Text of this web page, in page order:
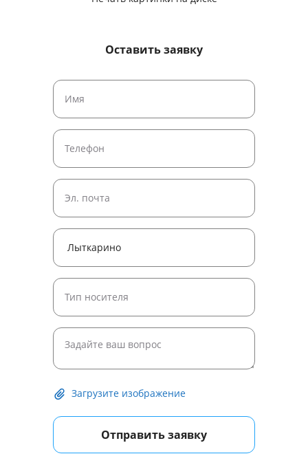
Оставить заявку
Загрузите изображение
Отправить заявку